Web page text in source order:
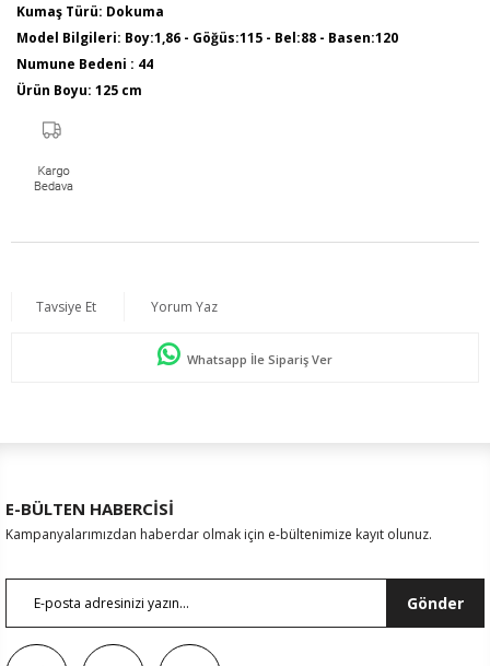
Kumaş Türü: Dokuma
Model Bilgileri: Boy:1,86 - Göğüs:115 - Bel:88 - Basen:120
Numune Bedeni : 44
Ürün Boyu: 125 cm
Tavsiye Et Yorum Yaz
Whatsapp İle Sipariş Ver
E-BÜLTEN HABERCİSİ
Kampanyalarımızdan haberdar olmak için e-bültenimize kayıt olunuz.
Gönder